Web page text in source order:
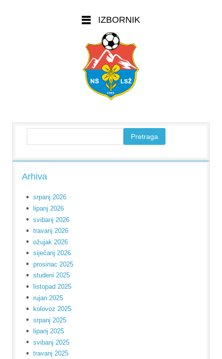
IZBORNIK
Arhiva
srpanj 2026
lipanj 2026
svibanj 2026
travanj 2026
ožujak 2026
siječanj 2026
prosinac 2025
studeni 2025
listopad 2025
rujan 2025
kolovoz 2025
srpanj 2025
lipanj 2025
svibanj 2025
travanj 2025